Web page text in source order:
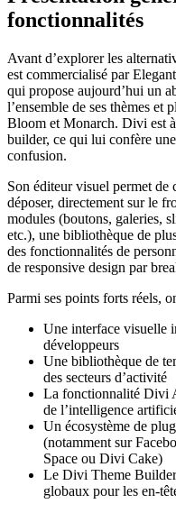
fonctionnalités
Avant d’explorer les
est commercialisé par
qui propose aujourd’hui un
l’ensemble de ses thèmes
Bloom et Monarch. Divi est
builder, ce qui lui confère
confusion.
Son éditeur visuel permet de
déposer, directement sur le
modules (boutons, galeries,
etc.), une bibliothèque de
des fonctionnalités de
de responsive design par
Parmi ses points forts réels,
Une interface visuelle
développeurs
Une bibliothèque de
des secteurs d’activité
La fonctionnalité Divi
de l’intelligence
Un écosystème de
(notamment sur
Space ou Divi Cake)
Le Divi Theme Builder
globaux pour les en-